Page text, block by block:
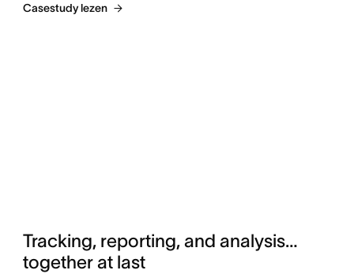
Casestudy lezen
Tracking, reporting, and analysis…
together at last